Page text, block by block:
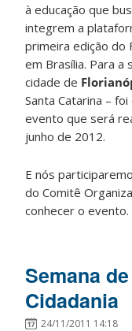
à educação que
integrem a
primeira edição do
em Brasília. Para a
cidade de
Santa Catarina –
evento que será
junho de 2012.
E nós
do Comitê
conhecer o evento.
Semana
Cidadania
24/11/2011 14:18